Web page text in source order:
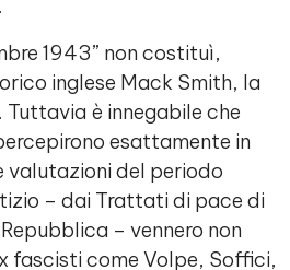
1943” non costituì,
inglese Mack Smith, la
è innegabile che
esattamente in
valutazioni del periodo
– dai Trattati di pace di
– vennero non
fascisti come Volpe, Soffici,